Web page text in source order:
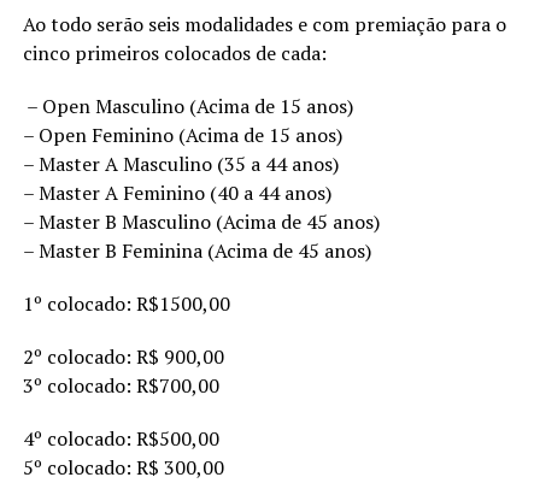
Ao todo serão seis modalidades e com premiação para o
cinco primeiros colocados de cada:
– Open Masculino (Acima de 15 anos)
– Open Feminino (Acima de 15 anos)
– Master A Masculino (35 a 44 anos)
– Master A Feminino (40 a 44 anos)
– Master B Masculino (Acima de 45 anos)
– Master B Feminina (Acima de 45 anos)
1º colocado: R$1500,00
2º colocado: R$ 900,00
3º colocado: R$700,00
4º colocado: R$500,00
5º colocado: R$ 300,00